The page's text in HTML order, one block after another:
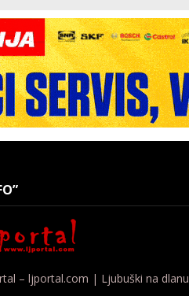
– ljportal.com | Ljubuški na dlanu